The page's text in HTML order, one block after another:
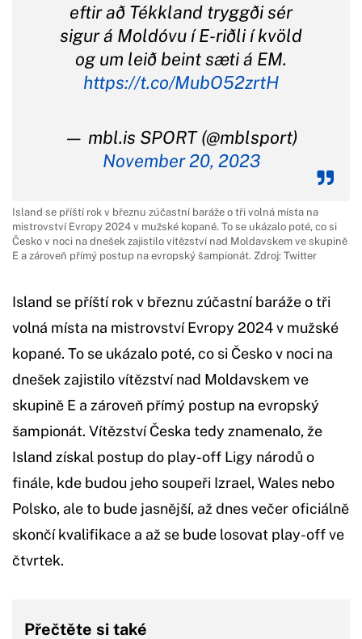
eftir að Tékkland tryggði sér
sigur á Moldóvu í E-riðli í kvöld
og um leið beint sæti á EM.
https://t.co/MubO52zrtH
— mbl.is SPORT (@mblsport)
November 20, 2023
Island se příští rok v březnu zúčastní baráže o tři volná místa na
mistrovství Evropy 2024 v mužské kopané. To se ukázalo poté, co si
Česko v noci na dnešek zajistilo vítězství nad Moldavskem ve skupině
E a zároveň přímý postup na evropský šampionát. Zdroj: Twitter
Island se příští rok v březnu zúčastní baráže o tři
volná místa na mistrovství Evropy 2024 v mužské
kopané. To se ukázalo poté, co si Česko v noci na
dnešek zajistilo vítězství nad Moldavskem ve
skupině E a zároveň přímý postup na evropský
šampionát. Vítězství Česka tedy znamenalo, že
Island získal postup do play-off Ligy národů o
finále, kde budou jeho soupeři Izrael, Wales nebo
Polsko, ale to bude jasnější, až dnes večer oficiálně
skončí kvalifikace a až se bude losovat play-off ve
čtvrtek.
Přečtěte si také